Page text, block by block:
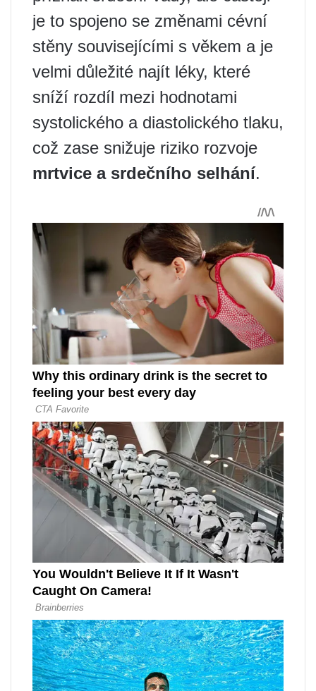
je to spojeno se změnami cévní
stěny souvisejícími s věkem a je
velmi důležité najít léky, které
sníží rozdíl mezi hodnotami
systolického a diastolického tlaku,
což zase snižuje riziko rozvoje
mrtvice a srdečního selhání.